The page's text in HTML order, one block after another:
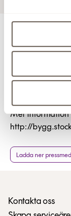
För
Urban Sjölund,
Mer
http://
Ladda ner
Kontakta oss